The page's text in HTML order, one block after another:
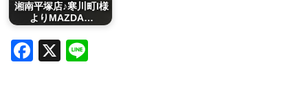
湘南平塚店♪寒川町I様
よりMAZDA…
Facebook
X